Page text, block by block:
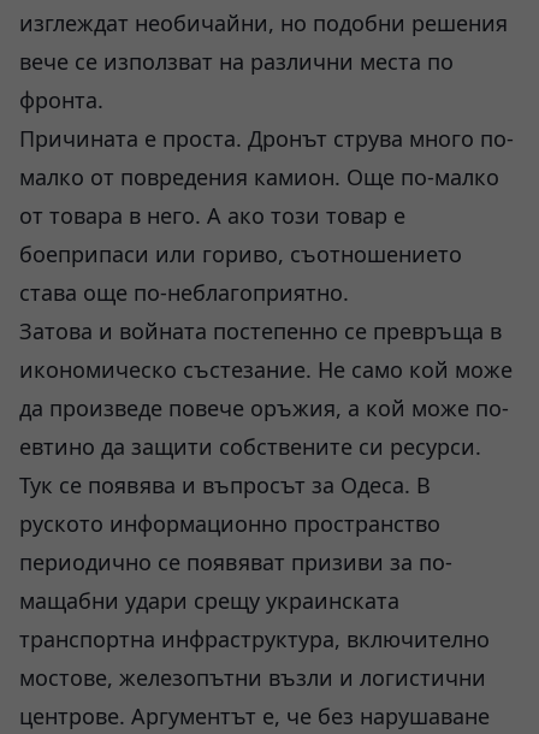
изглеждат необичайни, но подобни решения
вече се използват на различни места по
фронта.
Причината е проста. Дронът струва много по-
малко от повредения камион. Още по-малко
от товара в него. А ако този товар е
боеприпаси или гориво, съотношението
става още по-неблагоприятно.
Затова и войната постепенно се превръща в
икономическо състезание. Не само кой може
да произведе повече оръжия, а кой може по-
евтино да защити собствените си ресурси.
Тук се появява и въпросът за Одеса. В
руското информационно пространство
периодично се появяват призиви за по-
мащабни удари срещу украинската
транспортна инфраструктура, включително
мостове, железопътни възли и логистични
центрове. Аргументът е, че без нарушаване